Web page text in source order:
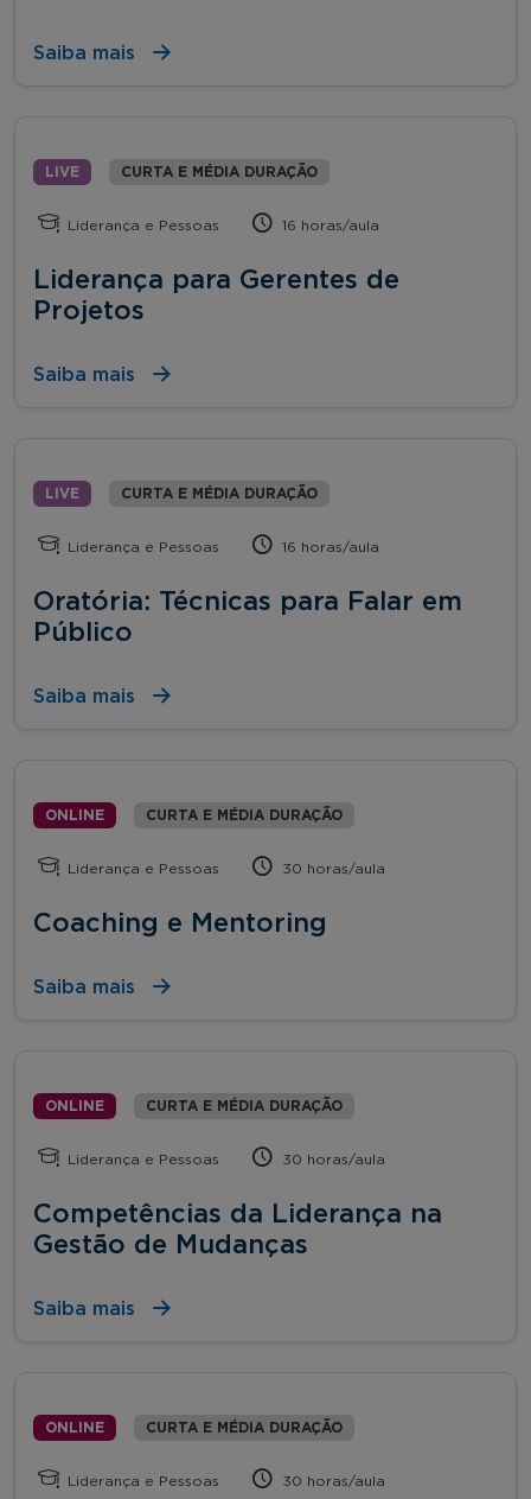
Saiba mais
LIVE CURTA E MÉDIA DURAÇÃO
Liderança e Pessoas 16 horas/aula
Liderança para Gerentes de
Projetos
Saiba mais
LIVE CURTA E MÉDIA DURAÇÃO
Liderança e Pessoas 16 horas/aula
Oratória: Técnicas para Falar em
Público
Saiba mais
ONLINE CURTA E MÉDIA DURAÇÃO
Liderança e Pessoas 30 horas/aula
Coaching e Mentoring
Saiba mais
ONLINE CURTA E MÉDIA DURAÇÃO
Liderança e Pessoas 30 horas/aula
Competências da Liderança na
Gestão de Mudanças
Saiba mais
ONLINE CURTA E MÉDIA DURAÇÃO
Liderança e Pessoas 30 horas/aula